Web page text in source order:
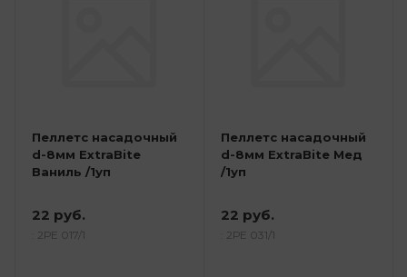
Пеллетс насадочный
d-8мм ExtraBite
Ваниль /1уп
22 руб.
: 2РЕ 017/1
Пеллетс насадочный
d-8мм ExtraBite Мед
/1уп
22 руб.
: 2РЕ 031/1